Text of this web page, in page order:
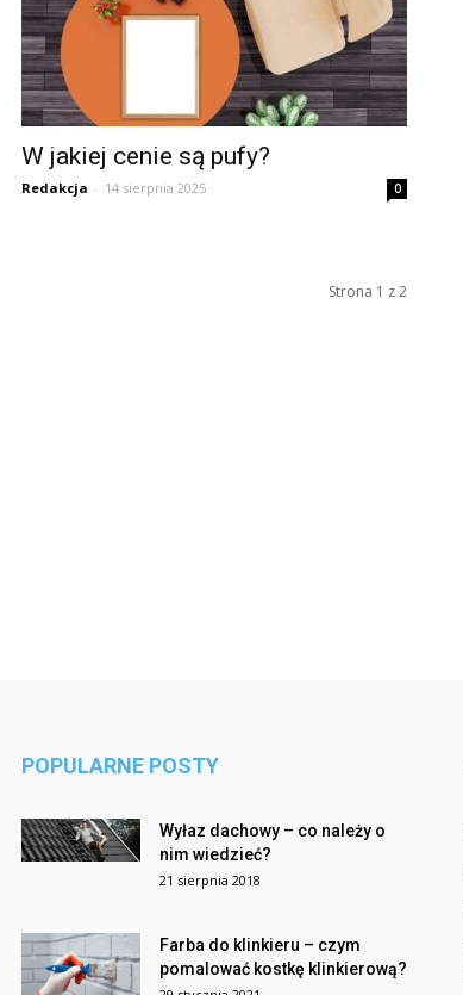
W jakiej cenie są pufy?
Redakcja - 14 sierpnia 2025 0
Strona 1 z 2
POPULARNE POSTY
Wyłaz dachowy – co należy o
nim wiedzieć?
21 sierpnia 2018
Farba do klinkieru – czym
pomalować kostkę klinkierową?